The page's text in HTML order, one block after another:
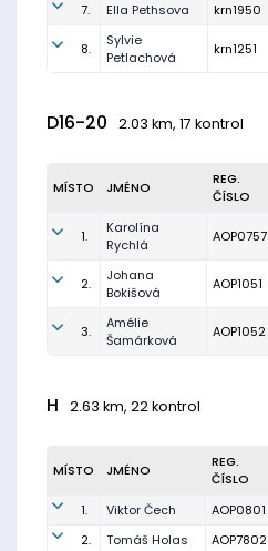
7. Ella Pethsova krn1950
8.
Sylvie
Petlachová
krn1251
D16-20 2.03 km, 17 kontrol
MÍSTO JMÉNO
REG.
ČÍSLO
1.
Karolína
Rychlá
AOP0757
2.
Johana
Bokišová
AOP1051
3.
Amélie
Šamárková
AOP1052
H 2.63 km, 22 kontrol
MÍSTO JMÉNO
REG.
ČÍSLO
1. Viktor Čech AOP0801
2.
Tomáš Holas AOP7802